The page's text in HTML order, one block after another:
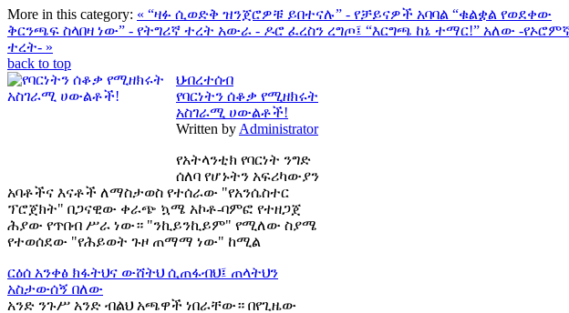
More in this category: « “ዛፉ ሲወድቅ ዝንጀሮዎቹ ይበተናሉ” - የቻይናዎች አባባል “ቁልቋል የወደቀው
ቅርንጫፍ ስላበዛ ነው” - የትግሪኛ ተረት አውራ - ዶሮ ፈረስን ረግጦ፤ “እርግጫ ከኔ ተማር!” አለው -
ተረት- »
back to top
ህብረተሰብ
የባርነትን ሰቆቃ የሚዘክሩት
አስገራሚ ሀውልቶች!
Written by Administrator
የአትላንቲክ የባርነት ንግድ
ሰለባ የሆኑትን አፍሪካውያን
አባቶችና እናቶች ለማስታወስ የተሰራው "የአንሴስተር
ፕሮጀክት" በጋናዊው ቀራጭ ኳሜ አኮቶ-ባምፎ የተዘጋጀ
ሕያው የጥበብ ሥራ ነው። "ንኪይንኪይም" የሚለው ስያሜ
የተወሰደው "የሕይወት ጉዞ ጠማማ ነው" ከሚል
ርዕሰ አንቀፅ ክፋትህና ውሸትህ ሲጠፋብህ፤ ጠላትህን
አስታውሰኝ በለው
አንድ ንጉሥ አንድ ብልህ አጫዋች ነበራቸው። በየጊዜው